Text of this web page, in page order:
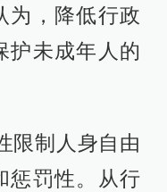
为，降低行政
护未成年人的
限制人身自由
惩罚性。从行